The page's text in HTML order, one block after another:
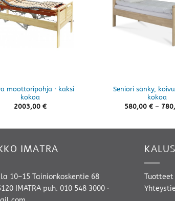
moottoripohja · kaksi
kokoa
2003,00 €
Seniori sänky,
kokoa
580,00 € –
IMATRA
10–15 Tainionkoskentie 68
IMATRA puh. 010 548 3000·
Tuotteet